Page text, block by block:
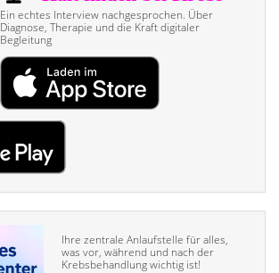
Ein echtes Interview nach­gesprochen. Über
Diagnose, Therapie und die Kraft digitaler
Begleitung
Ihre zentrale Anlaufstelle für alles,
was vor, während und nach der
Krebsbehandlung wichtig ist!